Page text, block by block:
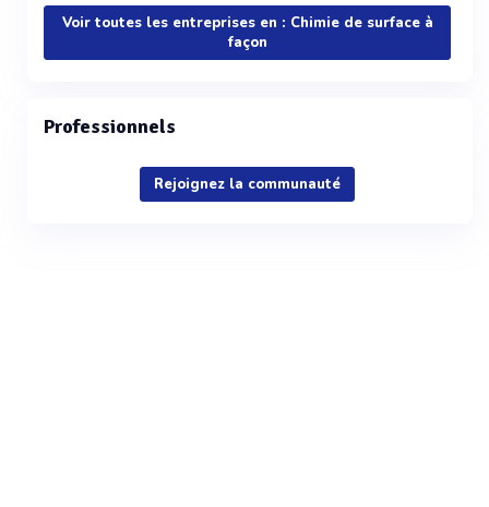
Voir toutes les entreprises en : Chimie de surface à
façon
Professionnels
Rejoignez la communauté